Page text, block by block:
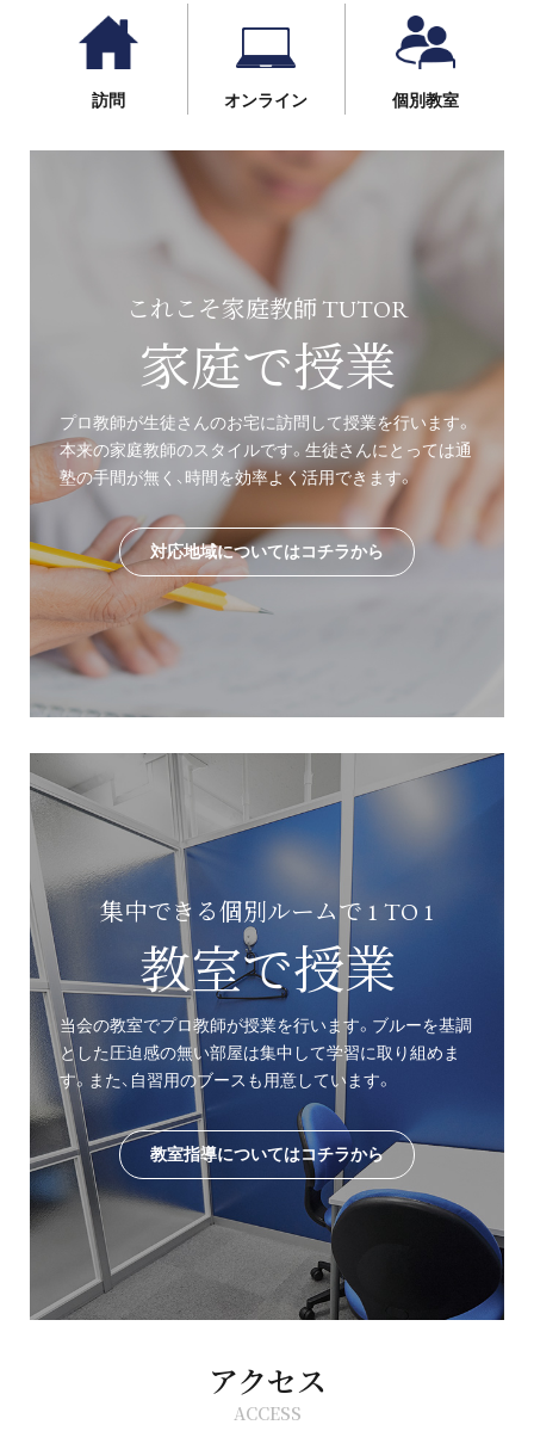
訪問 オンライン 個別教室
これこそ家庭教師 TUTOR
家庭で授業
プロ教師が生徒さんのお宅に訪問して授業を行います。
本来の家庭教師のスタイルです。生徒さんにとっては通
塾の手間が無く、時間を効率よく活用できます。
対応地域についてはコチラから
集中できる個別ルームで 1 TO 1
教室で授業
当会の教室でプロ教師が授業を行います。ブルーを基調
とした圧迫感の無い部屋は集中して学習に取り組めま
す。また、自習用のブースも用意しています。
教室指導についてはコチラから
アクセス
ACCESS